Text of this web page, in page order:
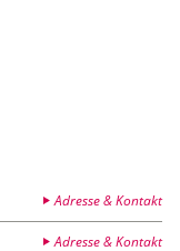
Adresse & Kontakt
Adresse & Kontakt